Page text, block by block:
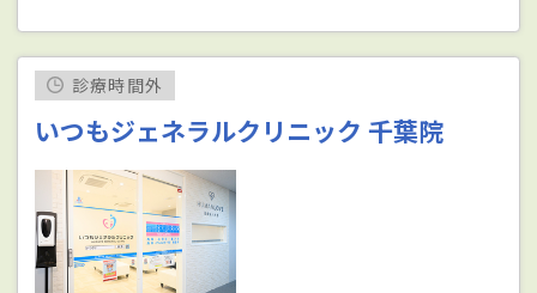
診療時間外
いつもジェネラルクリニック 千葉院